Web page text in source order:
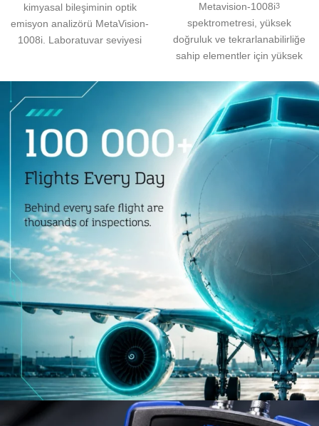
kimyasal bileşiminin optik
emisyon analizörü MetaVision-
1008i. Laboratuvar seviyesi
çözünürlük ve hassasiyet
sağlamak ve analiz süresini
işlevlerini sürekli olarak
geliştirmeyi amaçlamaktadır.
Metalpower geliştirme ekibi,
ürünlerini geliştirirken sürekli
olarak bu parametrelere
odaklanmaktadır.
Metavision-1008i3
spektrometresi, yüksek
doğruluk ve tekrarlanabilirliğe
sahip elementler için yüksek
Limitleri sağlayarak metalurji
endüstrisi için metal spektral
analizi için yeni standartlar
haline getirir.